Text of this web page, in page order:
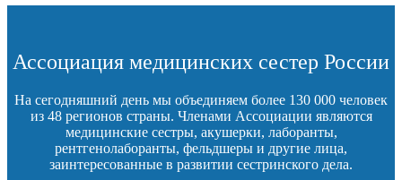
Ассоциация медицинских сестер России
На сегодняшний день мы объединяем более 130 000 человек
из 48 регионов страны. Членами Ассоциации являются
медицинские сестры, акушерки, лаборанты,
рентгенолаборанты, фельдшеры и другие лица,
заинтересованные в развитии сестринского дела.